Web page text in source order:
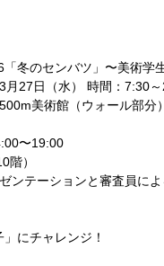
冬のセンバツ」〜美術学
27日（水） 時間：7:30
美術館（ウォール部分）
〜19:00
階）
ンテーションと審査員に
にチャレンジ！